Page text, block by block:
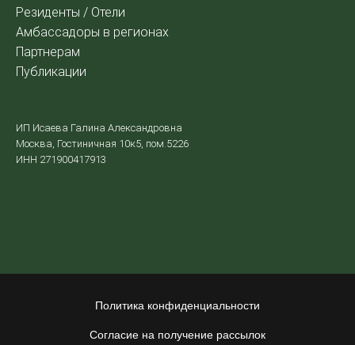
Резиденты / Отели
Амбассадоры в регионах
Партнерам
Публикации
ИП Исаева Галина Александровна
Москва, Гостиничная 10к5, пом.5226
ИНН 271900417913
Политика конфиденциальности
Согласие на получение рассылок